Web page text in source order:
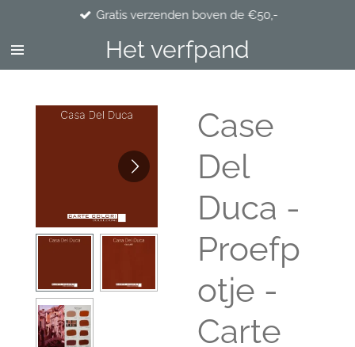
naar
de
Het verfpand
Gratis verzenden boven de €50,-
Case
Del
Duca -
Proefp
otje -
Carte